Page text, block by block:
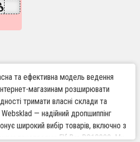
та ефективна модель ведення
магазинам розширювати
тримати власні склади та
— надійний дропшиппінг
широкий вибір товарів, включно з
пристроями Elf Bar BC18000. Ми